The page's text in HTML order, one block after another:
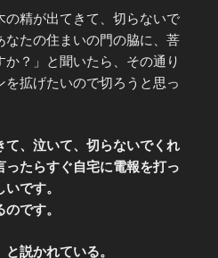
の精が出てきて、切らないで
なたの住まいの門の脇に、菩
？」と聞いたら、その通り
拡げたいので切ろうと思っ
て、泣いて、切らないでくれ
ったらすぐ自宅に電報を打っ
です。
です。
説かれている。